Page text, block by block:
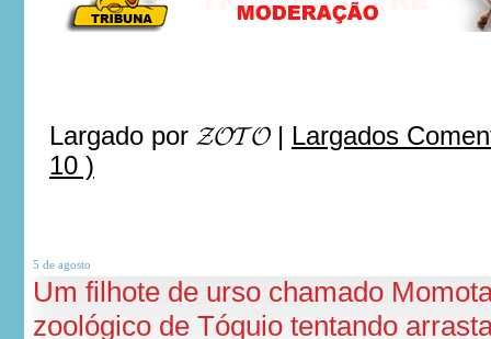
Largado por 𝓩𝓞𝓣𝓞| Largados
10 )
5 de agosto
Um filhote de urso chamado
zoológico de Tóquio tentando